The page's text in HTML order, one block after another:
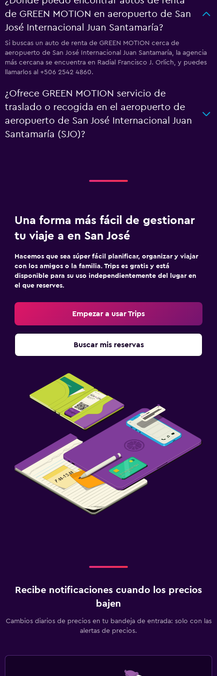
de GREEN MOTION en aeropuerto de San
José Internacional Juan Santamaría?
Si buscas un auto de renta de GREEN MOTION cerca de
aeropuerto de San José Internacional Juan Santamaría, la agencia
más cercana se encuentra en Radial Francisco J. Orlich, y puedes
llamarlos al +506 2542 4860.
¿Ofrece GREEN MOTION servicio de
traslado o recogida en el aeropuerto de
aeropuerto de San José Internacional Juan
Santamaría (SJO)?
Una forma más fácil de gestionar
tu viaje a en San José
Hacemos que sea súper fácil planificar, organizar y viajar
con los amigos o la familia. Trips es gratis y está
disponible para su uso independientemente del lugar en
el que reserves.
Empezar a usar Trips
Buscar mis reservas
Recibe notificaciones cuando los precios
bajen
Cambios diarios de precios en tu bandeja de entrada: solo con las
alertas de precios.